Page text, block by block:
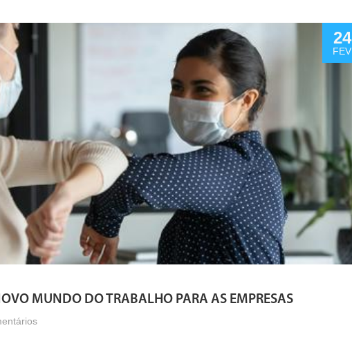
24
FEV
MUNDO DO TRABALHO PARA AS EMPRESAS